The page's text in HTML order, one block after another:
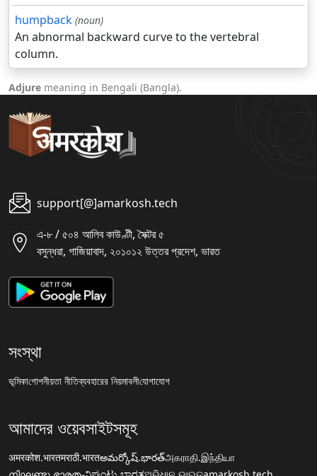
humpback (noun)
An abnormal backward curve to the vertebral
column.
Adjure meaning in Bengali (Bangla).
support[@]amarkosh.tech
এ-৮ / ৫০৪ আলিব কাউণ্টী, সৈক্টর ৫
বসুন্ধরা, গাজিয়াবাদ, ২০১০১২ উত্তর প্রদেশ, ভারত
সংস্থা
ভূমিকাগোপনীয়তা নীতিব্যবহারের নিয়মাবলীযোগাযোগ
আমাদের ওয়েবসাইটসমূহ
अमरकोश.भारतमराठी.भारतఅమర్కోష్.భారత్அகராதி.இந்தியா